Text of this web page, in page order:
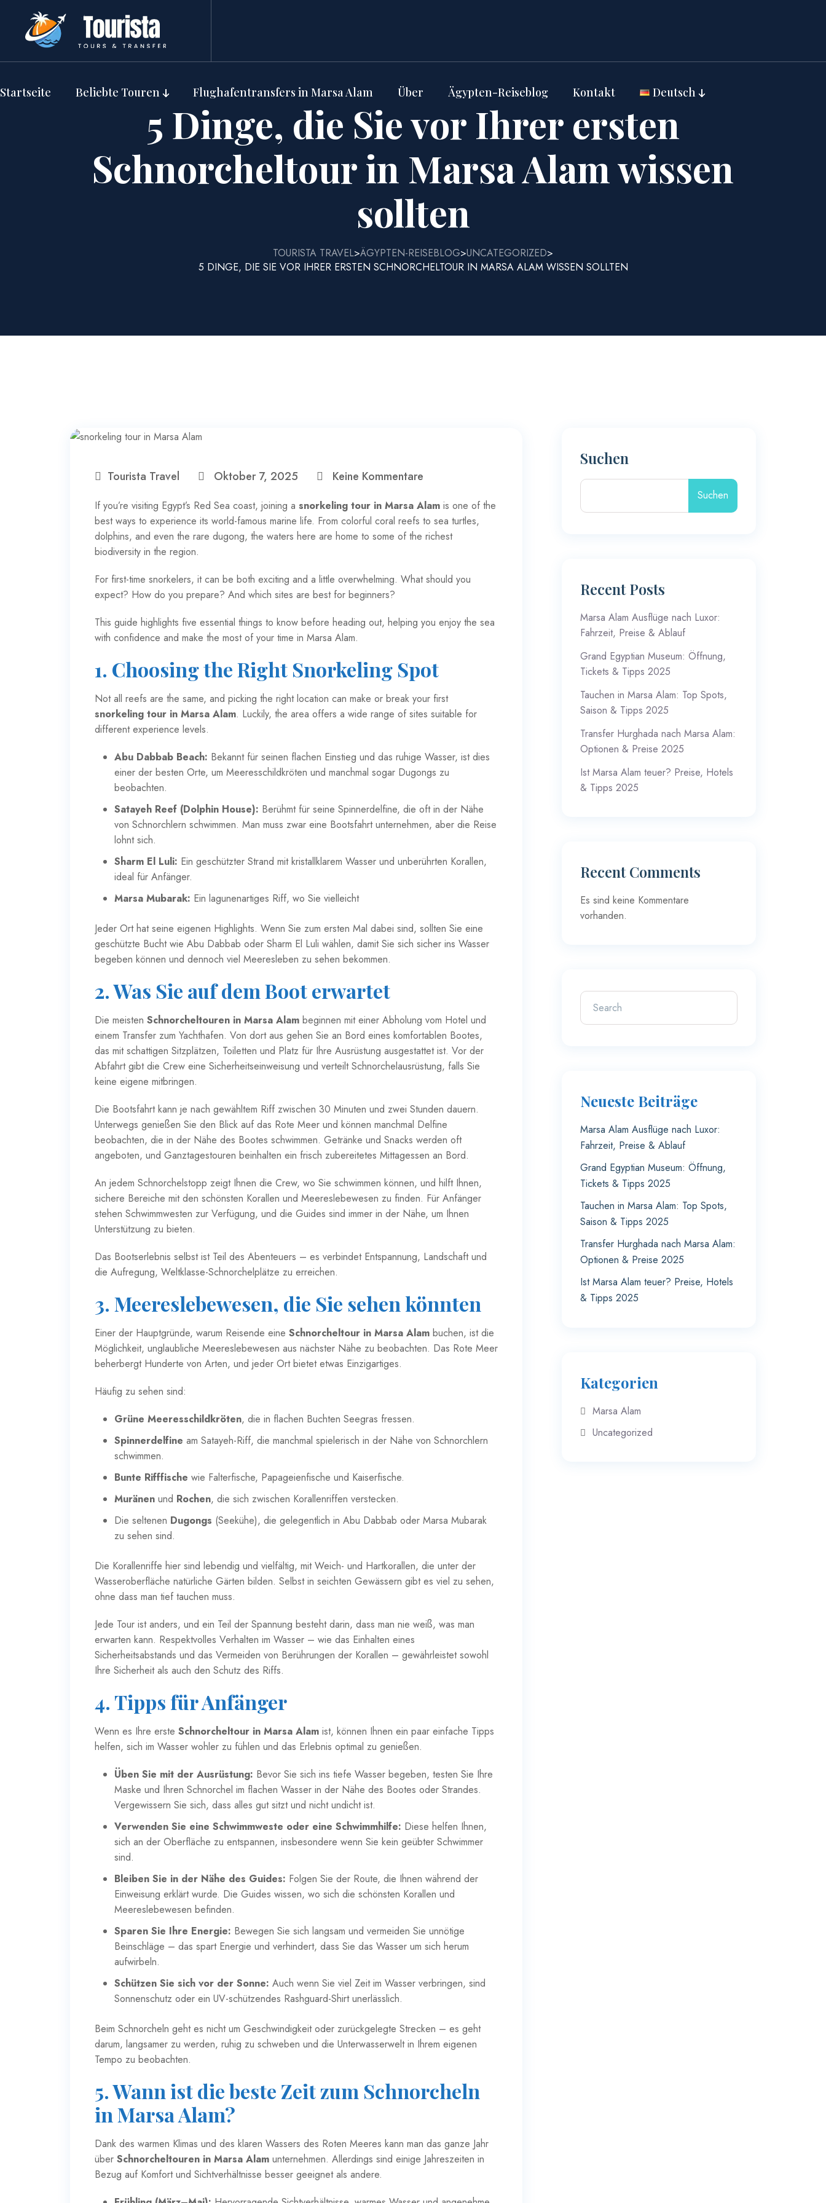
Startseite Beliebte Touren Flughafentransfers in Marsa Alam Über Ägypten-Reiseblog Kontakt Deutsch
5 Dinge, die Sie vor Ihrer ersten
Schnorcheltour in Marsa Alam wissen
sollten
TOURISTA TRAVEL>ÄGYPTEN-REISEBLOG>UNCATEGORIZED>
5 DINGE, DIE SIE VOR IHRER ERSTEN SCHNORCHELTOUR IN MARSA ALAM WISSEN SOLLTEN
Tourista Travel Oktober 7, 2025 Keine Kommentare
If you’re visiting Egypt’s Red Sea coast, joining a snorkeling tour in Marsa Alam is one of the
best ways to experience its world-famous marine life. From colorful coral reefs to sea turtles,
dolphins, and even the rare dugong, the waters here are home to some of the richest
biodiversity in the region.
For first-time snorkelers, it can be both exciting and a little overwhelming. What should you
expect? How do you prepare? And which sites are best for beginners?
This guide highlights five essential things to know before heading out, helping you enjoy the sea
with confidence and make the most of your time in Marsa Alam.
1. Choosing the Right Snorkeling Spot
Not all reefs are the same, and picking the right location can make or break your first
snorkeling tour in Marsa Alam. Luckily, the area offers a wide range of sites suitable for
different experience levels.
Abu Dabbab Beach: Bekannt für seinen flachen Einstieg und das ruhige Wasser, ist dies
einer der besten Orte, um Meeresschildkröten und manchmal sogar Dugongs zu
beobachten.
Satayeh Reef (Dolphin House): Berühmt für seine Spinnerdelfine, die oft in der Nähe
von Schnorchlern schwimmen. Man muss zwar eine Bootsfahrt unternehmen, aber die Reise
lohnt sich.
Sharm El Luli: Ein geschützter Strand mit kristallklarem Wasser und unberührten Korallen,
ideal für Anfänger.
Marsa Mubarak: Ein lagunenartiges Riff, wo Sie vielleicht
Jeder Ort hat seine eigenen Highlights. Wenn Sie zum ersten Mal dabei sind, sollten Sie eine
geschützte Bucht wie Abu Dabbab oder Sharm El Luli wählen, damit Sie sich sicher ins Wasser
begeben können und dennoch viel Meeresleben zu sehen bekommen.
2. Was Sie auf dem Boot erwartet
Die meisten Schnorcheltouren in Marsa Alam beginnen mit einer Abholung vom Hotel und
einem Transfer zum Yachthafen. Von dort aus gehen Sie an Bord eines komfortablen Bootes,
das mit schattigen Sitzplätzen, Toiletten und Platz für Ihre Ausrüstung ausgestattet ist. Vor der
Abfahrt gibt die Crew eine Sicherheitseinweisung und verteilt Schnorchelausrüstung, falls Sie
keine eigene mitbringen.
Die Bootsfahrt kann je nach gewähltem Riff zwischen 30 Minuten und zwei Stunden dauern.
Unterwegs genießen Sie den Blick auf das Rote Meer und können manchmal Delfine
beobachten, die in der Nähe des Bootes schwimmen. Getränke und Snacks werden oft
angeboten, und Ganztagestouren beinhalten ein frisch zubereitetes Mittagessen an Bord.
An jedem Schnorchelstopp zeigt Ihnen die Crew, wo Sie schwimmen können, und hilft Ihnen,
sichere Bereiche mit den schönsten Korallen und Meereslebewesen zu finden. Für Anfänger
stehen Schwimmwesten zur Verfügung, und die Guides sind immer in der Nähe, um Ihnen
Unterstützung zu bieten.
Das Bootserlebnis selbst ist Teil des Abenteuers – es verbindet Entspannung, Landschaft und
die Aufregung, Weltklasse-Schnorchelplätze zu erreichen.
3. Meereslebewesen, die Sie sehen könnten
Einer der Hauptgründe, warum Reisende eine Schnorcheltour in Marsa Alam buchen, ist die
Möglichkeit, unglaubliche Meereslebewesen aus nächster Nähe zu beobachten. Das Rote Meer
beherbergt Hunderte von Arten, und jeder Ort bietet etwas Einzigartiges.
Häufig zu sehen sind:
Grüne Meeresschildkröten, die in flachen Buchten Seegras fressen.
Spinnerdelfine am Satayeh-Riff, die manchmal spielerisch in der Nähe von Schnorchlern
schwimmen.
Bunte Rifffische wie Falterfische, Papageienfische und Kaiserfische.
Muränen und Rochen, die sich zwischen Korallenriffen verstecken.
Die seltenen Dugongs (Seekühe), die gelegentlich in Abu Dabbab oder Marsa Mubarak
zu sehen sind.
Die Korallenriffe hier sind lebendig und vielfältig, mit Weich- und Hartkorallen, die unter der
Wasseroberfläche natürliche Gärten bilden. Selbst in seichten Gewässern gibt es viel zu sehen,
ohne dass man tief tauchen muss.
Jede Tour ist anders, und ein Teil der Spannung besteht darin, dass man nie weiß, was man
erwarten kann. Respektvolles Verhalten im Wasser – wie das Einhalten eines
Sicherheitsabstands und das Vermeiden von Berührungen der Korallen – gewährleistet sowohl
Ihre Sicherheit als auch den Schutz des Riffs.
4. Tipps für Anfänger
Wenn es Ihre erste Schnorcheltour in Marsa Alam ist, können Ihnen ein paar einfache Tipps
helfen, sich im Wasser wohler zu fühlen und das Erlebnis optimal zu genießen.
Üben Sie mit der Ausrüstung: Bevor Sie sich ins tiefe Wasser begeben, testen Sie Ihre
Maske und Ihren Schnorchel im flachen Wasser in der Nähe des Bootes oder Strandes.
Vergewissern Sie sich, dass alles gut sitzt und nicht undicht ist.
Verwenden Sie eine Schwimmweste oder eine Schwimmhilfe: Diese helfen Ihnen,
sich an der Oberfläche zu entspannen, insbesondere wenn Sie kein geübter Schwimmer
sind.
Bleiben Sie in der Nähe des Guides: Folgen Sie der Route, die Ihnen während der
Einweisung erklärt wurde. Die Guides wissen, wo sich die schönsten Korallen und
Meereslebewesen befinden.
Sparen Sie Ihre Energie: Bewegen Sie sich langsam und vermeiden Sie unnötige
Beinschläge – das spart Energie und verhindert, dass Sie das Wasser um sich herum
aufwirbeln.
Schützen Sie sich vor der Sonne: Auch wenn Sie viel Zeit im Wasser verbringen, sind
Sonnenschutz oder ein UV-schützendes Rashguard-Shirt unerlässlich.
Beim Schnorcheln geht es nicht um Geschwindigkeit oder zurückgelegte Strecken – es geht
darum, langsamer zu werden, ruhig zu schweben und die Unterwasserwelt in Ihrem eigenen
Tempo zu beobachten.
5. Wann ist die beste Zeit zum Schnorcheln
in Marsa Alam?
Dank des warmen Klimas und des klaren Wassers des Roten Meeres kann man das ganze Jahr
über Schnorcheltouren in Marsa Alam unternehmen. Allerdings sind einige Jahreszeiten in
Bezug auf Komfort und Sichtverhältnisse besser geeignet als andere.
Suchen
Suchen
Recent Posts
Marsa Alam Ausflüge nach Luxor:
Fahrzeit, Preise & Ablauf
Grand Egyptian Museum: Öffnung,
Tickets & Tipps 2025
Tauchen in Marsa Alam: Top Spots,
Saison & Tipps 2025
Transfer Hurghada nach Marsa Alam:
Optionen & Preise 2025
Ist Marsa Alam teuer? Preise, Hotels
& Tipps 2025
Recent Comments
Es sind keine Kommentare
vorhanden.
Neueste Beiträge
Marsa Alam Ausflüge nach Luxor:
Fahrzeit, Preise & Ablauf
Grand Egyptian Museum: Öffnung,
Tickets & Tipps 2025
Tauchen in Marsa Alam: Top Spots,
Saison & Tipps 2025
Transfer Hurghada nach Marsa Alam:
Optionen & Preise 2025
Ist Marsa Alam teuer? Preise, Hotels
& Tipps 2025
Kategorien
Marsa Alam
Uncategorized